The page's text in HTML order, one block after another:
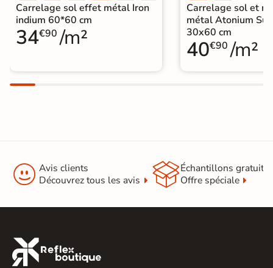
Carrelage sol effet métal Iron
indium 60*60 cm
34€90 /m²
Carrelage sol et
métal Atonium
30x60 cm
40€90 /m²
 Avis clients
Découvrez tous les avis
Échantillons gratuit
Offre spéciale
